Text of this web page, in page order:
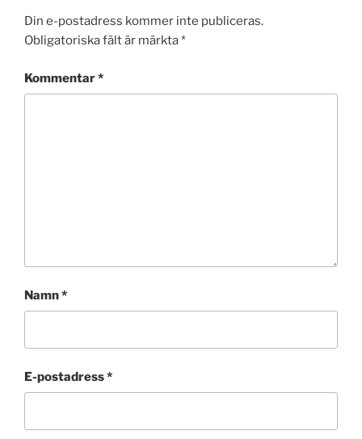
Din e-postadress kommer inte publiceras.
Obligatoriska fält är märkta*
Kommentar*
Namn*
E-postadress*